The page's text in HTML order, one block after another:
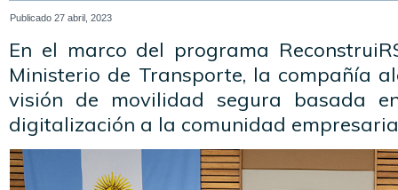
Publicado 27 abril, 2023
En el marco del programa
Ministerio de Transporte, la compañía
visión de movilidad segura basada
digitalización a la comunidad